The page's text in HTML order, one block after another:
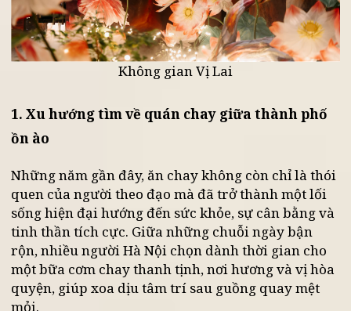
Không gian Vị Lai
ồn ào
Những năm gần đây, ăn chay không còn chỉ là
quen của người theo đạo mà đã trở thành một lối
sống hiện đại hướng đến sức khỏe, sự cân bằng
tinh thần tích cực. Giữa những chuỗi ngày bận
rộn, nhiều người Hà Nội chọn dành thời gian cho